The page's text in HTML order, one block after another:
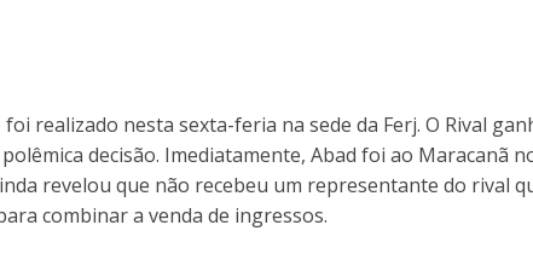
realizado nesta sexta-feria na sede da Ferj. O Rival
decisão. Imediatamente, Abad foi ao Maracanã
revelou que não recebeu um representante do rival
combinar a venda de ingressos.